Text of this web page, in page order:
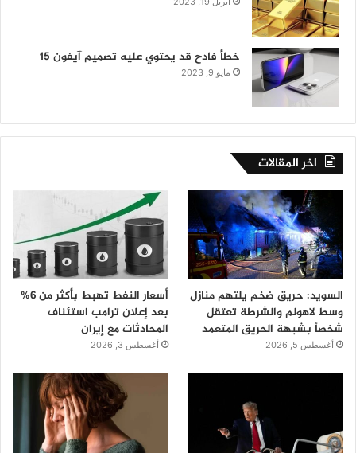
خطأ فادح قد يحتوي عليه تصميم آيفون 15
مايو 9, 2023
اخر المقالات
السويد: حريق ضخم يلتهم منازل
وسط لاهولم والشرطة تعتقل
شخصاً بشبهة الحريق المتعمد
أغسطس 5, 2026
أسعار النفط تهبط بأكثر من 6%
بعد إعلان ترامب استئناف
المحادثات مع إيران
أغسطس 3, 2026